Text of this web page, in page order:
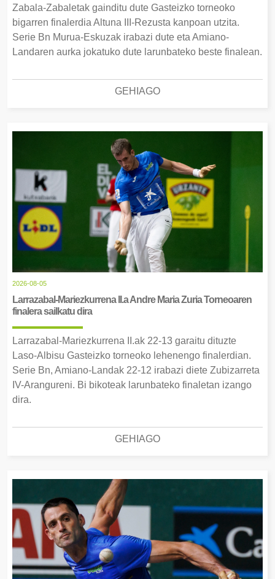
Zabala-Zabaletak gainditu dute Gasteizko torneoko
bigarren finalerdia Altuna III-Rezusta kanpoan utzita.
Serie Bn Murua-Eskuzak irabazi dute eta Amiano-
Landaren aurka jokatuko dute larunbateko beste finalean.
GEHIAGO
2026-08-05
Larrazabal-Mariezkurrena II.a Andre Maria Zuria Torneoaren
finalera sailkatu dira
Larrazabal-Mariezkurrena II.ak 22-13 garaitu dituzte
Laso-Albisu Gasteizko torneoko lehenengo finalerdian.
Serie Bn, Amiano-Landak 22-12 irabazi diete Zubizarreta
IV-Arangureni. Bi bikoteak larunbateko finaletan izango
dira.
GEHIAGO